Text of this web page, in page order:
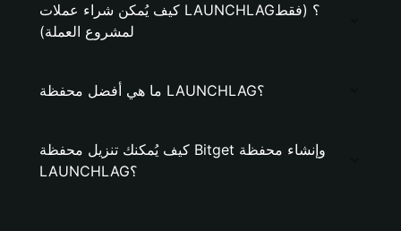
كيف يُمكن شراء عملات LAUNCHLAG؟ (فقط
لمشروع العملة)
ما هي أفضل محفظة LAUNCHLAG؟
كيف يُمكنك تنزيل محفظة Bitget وإنشاء محفظة
LAUNCHLAG؟